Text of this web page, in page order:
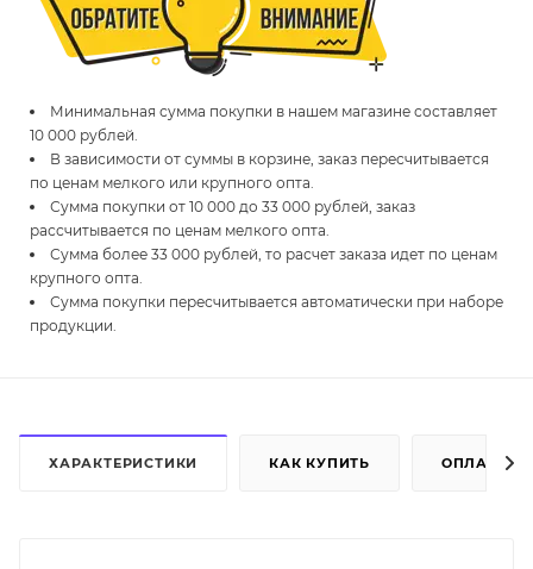
Минимальная сумма покупки в нашем магазине составляет
10 000 рублей.
В зависимости от суммы в корзине, заказ пересчитывается
по ценам мелкого или крупного опта.
Сумма покупки от 10 000 до 33 000 рублей, заказ
рассчитывается по ценам мелкого опта.
Сумма более 33 000 рублей, то расчет заказа идет по ценам
крупного опта.
Сумма покупки пересчитывается автоматически при наборе
продукции.
ХАРАКТЕРИСТИКИ КАК КУПИТЬ ОПЛАТА